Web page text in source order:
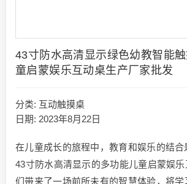
43寸防水高清显示绿色幼教智能
童启蒙娱乐互动桌生产厂家批发
分类: 互动触摸桌
日期: 2023年8月22日
在儿童成长的旅程中，教育和娱乐的结合
43寸防水高清显示的多功能儿童启蒙娱
们带来了一场前所未有的智慧体验，将